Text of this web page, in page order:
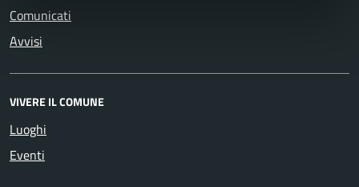
Comunicati
Avvisi
VIVERE IL COMUNE
Luoghi
Eventi